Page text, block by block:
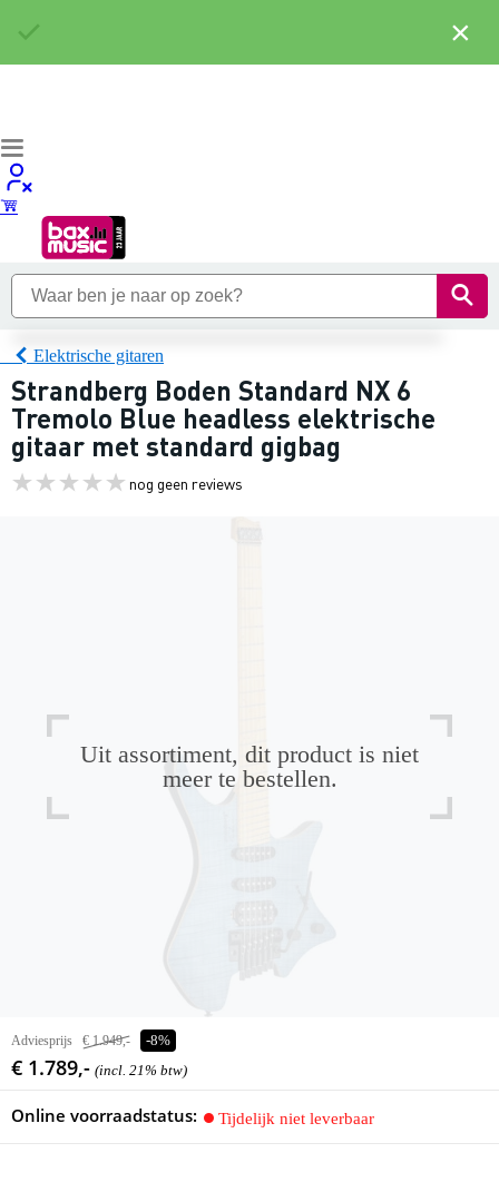
Elektrische gitaren
Strandberg Boden Standard NX 6
Tremolo Blue headless elektrische
gitaar met standard gigbag
nog geen reviews
Uit assortiment, dit product is niet
meer te bestellen.
Adviesprijs € 1.949,- -8%
€ 1.789,- (incl. 21% btw)
Online voorraadstatus: Tijdelijk niet leverbaar
×